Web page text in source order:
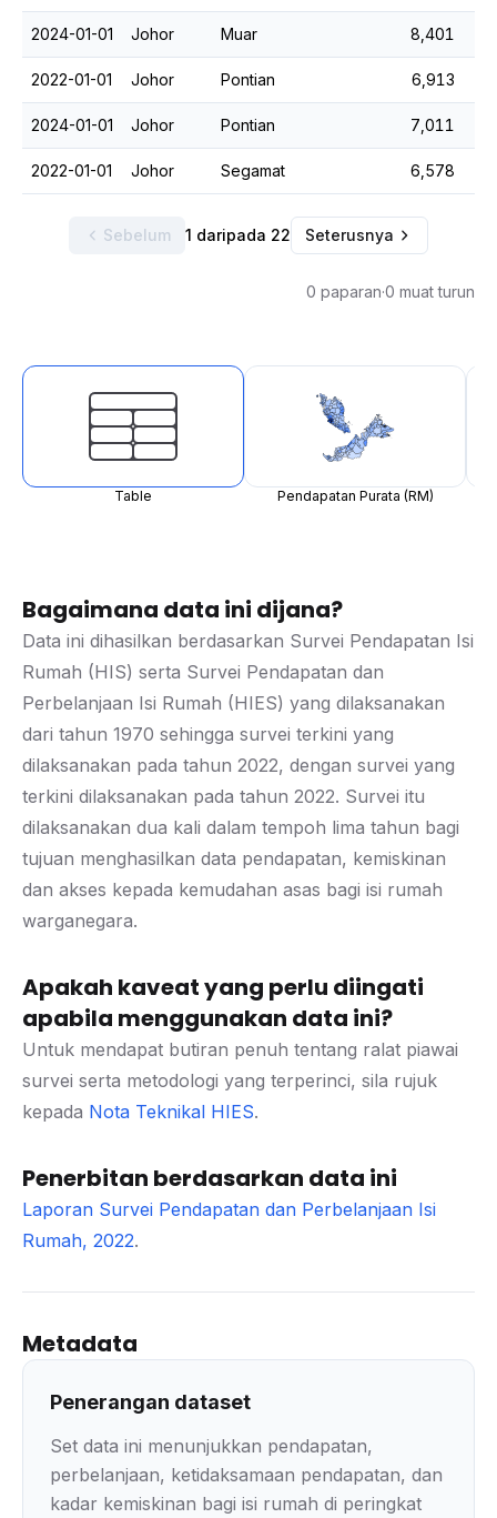
2024-01-01 Johor Muar 8,401
2022-01-01 Johor Pontian 6,913
2024-01-01 Johor Pontian 7,011
2022-01-01 Johor Segamat 6,578
Sebelum 1 daripada 22 Seterusnya
0 paparan·0 muat turun
Table Pendapatan Purata (RM)
Bagaimana data ini dijana?
Data ini dihasilkan berdasarkan Survei Pendapatan Isi
Rumah (HIS) serta Survei Pendapatan dan
Perbelanjaan Isi Rumah (HIES) yang dilaksanakan
dari tahun 1970 sehingga survei terkini yang
dilaksanakan pada tahun 2022, dengan survei yang
terkini dilaksanakan pada tahun 2022. Survei itu
dilaksanakan dua kali dalam tempoh lima tahun bagi
tujuan menghasilkan data pendapatan, kemiskinan
dan akses kepada kemudahan asas bagi isi rumah
warganegara.
Apakah kaveat yang perlu diingati
apabila menggunakan data ini?
Untuk mendapat butiran penuh tentang ralat piawai
survei serta metodologi yang terperinci, sila rujuk
kepada Nota Teknikal HIES.
Penerbitan berdasarkan data ini
Laporan Survei Pendapatan dan Perbelanjaan Isi
Rumah, 2022.
Metadata
Penerangan dataset
Set data ini menunjukkan pendapatan,
perbelanjaan, ketidaksamaan pendapatan, dan
kadar kemiskinan bagi isi rumah di peringkat